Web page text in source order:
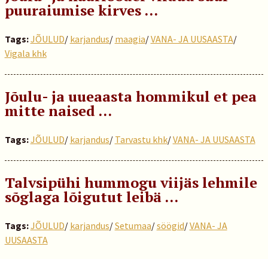
puuraiumise kirves …
Tags:JÕULUD/ karjandus/ maagia/VANA- JA UUSAASTA/
Vigala khk
Jõulu- ja uueaasta hommikul et pea
mitte naised …
Tags:JÕULUD/ karjandus/ Tarvastu khk/VANA- JA UUSAASTA
Talvsipühi hummogu viijäs lehmile
sõglaga lõigutut leibä …
Tags:JÕULUD/ karjandus/Setumaa/söögid/VANA- JA
UUSAASTA